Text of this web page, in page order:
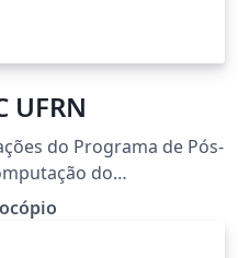
UFRN
do Programa de Pós-
do
Matemática Aplicada
Grande do Norte